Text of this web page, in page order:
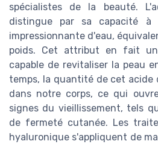
spécialistes de la beauté.
distingue par sa capacité à
impressionnante d'eau,
poids. Cet attribut en fait
capable de revitaliser la peau
temps, la quantité de cet acide
dans notre corps, ce qui
signes du vieillissement, tels
de fermeté cutanée. Les
hyaluronique s'appliquent de